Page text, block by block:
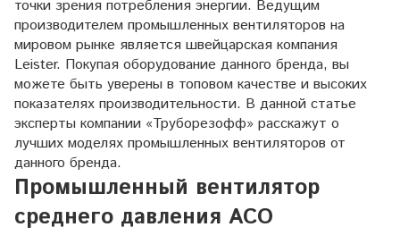
точки зрения потребления энергии. Ведущим
производителем промышленных вентиляторов на
мировом рынке является швейцарская компания
Leister. Покупая оборудование данного бренда, вы
можете быть уверены в топовом качестве и высоких
показателях производительности. В данной статье
эксперты компании «Труборезофф» расскажут о
лучших моделях промышленных вентиляторов от
данного бренда.
Промышленный вентилятор
среднего давления ACO